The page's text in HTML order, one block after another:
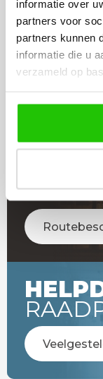
informatie over
partners voor
partners kunnen
informatie die u
verzameld op
LICHT